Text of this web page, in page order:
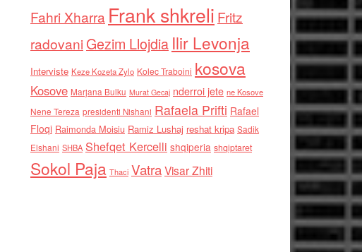
Fahri Xharra Frank shkreli Fritz
radovaniGezim Llojdia Ilir Levonja
Interviste Keze Kozeta Zylo Kolec Traboini kosova
Kosove Marjana Bulku Murat Gecaj nderroi jete ne Kosove
Nene Tereza presidenti Nishani Rafaela Prifti Rafael
Floqi Raimonda Moisiu Ramiz Lushaj reshat kripa Sadik
Elshani SHBA Shefqet Kercelli shqiperia shqiptaret
Sokol Paja Thaci VatraVisar Zhiti